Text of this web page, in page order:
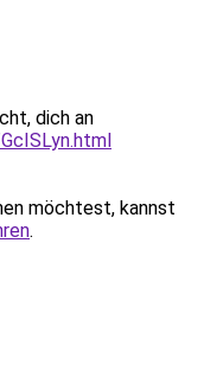
dich an
möchtest, kannst
.